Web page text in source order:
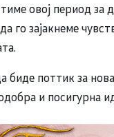
овој период
го зајакнеме
биде поттик за
и посигурна